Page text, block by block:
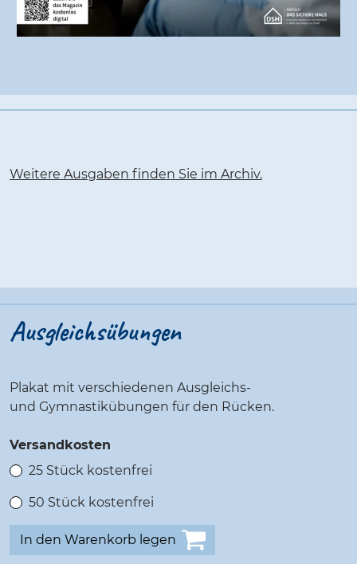
Weitere Ausgaben finden Sie im Archiv.
Ausgleichsübungen
Plakat mit verschiedenen Ausgleichs-
und Gymnastikübungen für den Rücken.
Versandkosten
25 Stück kostenfrei
50 Stück kostenfrei